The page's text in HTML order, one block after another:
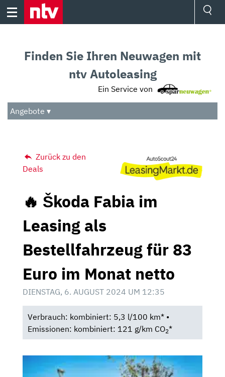
Skip
Audio
Das Beste
Finden Sie Ihren Neuwagen mit
ntv Autoleasing
Ein Service von
Angebote ▾
Zurück zu den
Deals
🔥 Škoda Fabia im
Leasing als
Bestellfahrzeug für 83
Euro im Monat netto
DIENSTAG, 6. AUGUST 2024 UM 12:35
Verbrauch: kombiniert: 5,3 l/100 km* •
Emissionen: kombiniert: 121 g/km CO2*